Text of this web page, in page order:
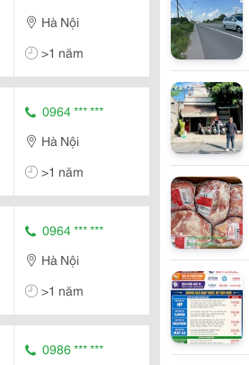
Hà Nội
>1 năm
0964 *** ***
Hà Nội
>1 năm
0964 *** ***
Hà Nội
>1 năm
0986 *** ***